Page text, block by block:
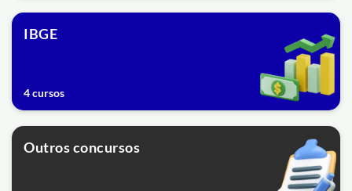
IBGE
4 cursos
Outros concursos